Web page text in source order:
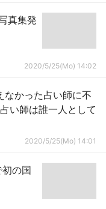
真集発
2020/5/25(Mo) 14:02
なかった占い師に不
い師は誰一人として
2020/5/25(Mo) 14:01
初の国